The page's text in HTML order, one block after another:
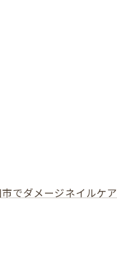
でダメージネイルケア